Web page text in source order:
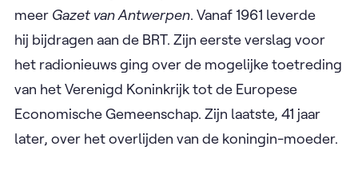
meer Gazet van Antwerpen. Vanaf 1961 leverde
hij bijdragen aan de BRT. Zijn eerste verslag voor
het radionieuws ging over de mogelijke toetreding
van het Verenigd Koninkrijk tot de Europese
Economische Gemeenschap. Zijn laatste, 41 jaar
later, over het overlijden van de koningin-moeder.